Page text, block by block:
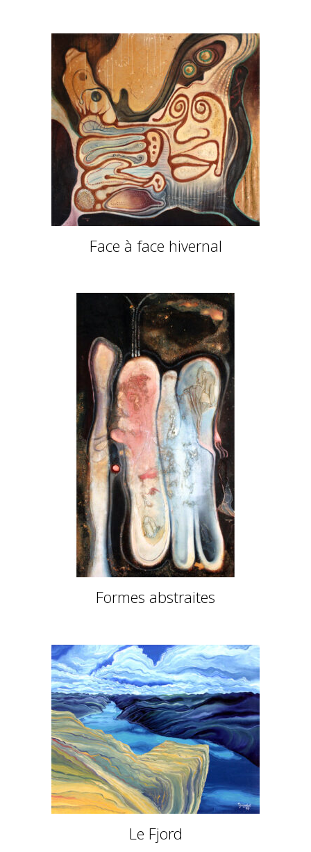
Face à face hivernal
Formes abstraites
Le Fjord